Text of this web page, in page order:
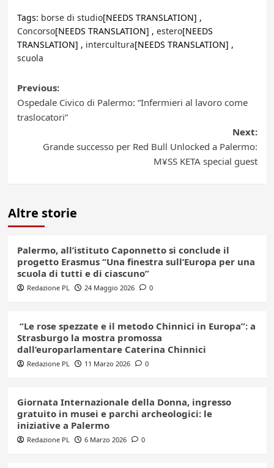
Tags: borse di studio[NEEDS TRANSLATION] ,
Concorso[NEEDS TRANSLATION] , estero[NEEDS
TRANSLATION] , intercultura[NEEDS TRANSLATION] ,
scuola
Post
navigation
Previous:
Ospedale Civico di Palermo: “Infermieri al lavoro come
traslocatori”
Next:
Grande successo per Red Bull Unlocked a Palermo:
M¥SS KETA special guest
Altre storie
Palermo, all’istituto Caponnetto si conclude il
progetto Erasmus “Una finestra sull’Europa per una
scuola di tutti e di ciascuno”
Redazione PL 24 Maggio 2026 0
“Le rose spezzate e il metodo Chinnici in Europa”: a
Strasburgo la mostra promossa
dall’europarlamentare Caterina Chinnici
Redazione PL 11 Marzo 2026 0
Giornata Internazionale della Donna, ingresso
gratuito in musei e parchi archeologici: le
iniziative a Palermo
Redazione PL 6 Marzo 2026 0